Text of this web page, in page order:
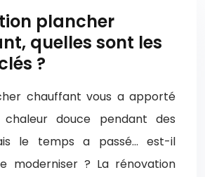
plancher
quelles sont les
?
chauffant vous a apporté
douce pendant des
le temps a passé… est-il
moderniser ? La rénovation